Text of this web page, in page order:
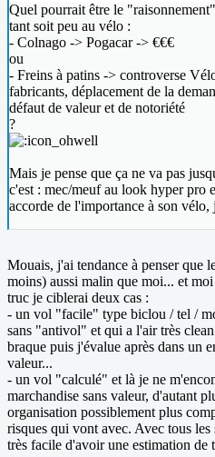
Quel pourrait être le
tant soit peu au vélo :
- Colnago -> Pogacar -> €€€
ou
- Freins à patins -> controverse
fabricants, déplacement de la
défaut de valeur et de notoriété
?
Mais je pense que ça ne va pas
c'est : mec/meuf au look hyper pro
accorde de l'importance à son
Mouais, j'ai tendance à penser que
moins) aussi malin que moi... et
truc je ciblerai deux cas :
- un vol "facile" type biclou / tel /
sans "antivol" et qui a l'air très
braque puis j'évalue après dans un
valeur...
- un vol "calculé" et là je ne
marchandise sans valeur, d'autant
organisation possiblement plus
risques qui vont avec. Avec tous
très facile d'avoir une estimation de